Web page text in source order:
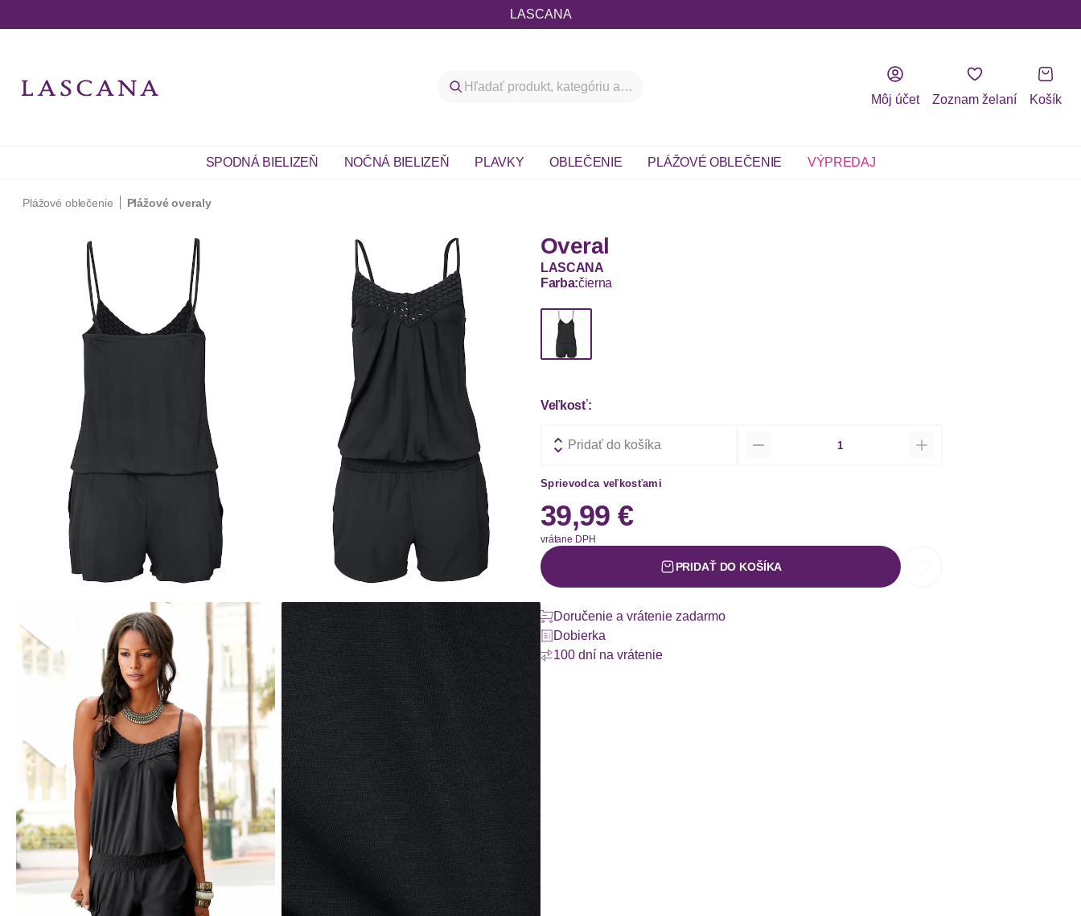
LASCANA
Môj účet Zoznam želaní Košík
SPODNÁ BIELIZEŇ NOČNÁ BIELIZEŇ PLAVKY OBLEČENIE PLÁŽOVÉ OBLEČENIE VÝPREDAJ
Plážové oblečenie Plážové overaly
Overal
LASCANA
Farba:čierna
Veľkosť:
Pridať do košíka
Sprievodca veľkosťami
39,99 €
vrátane DPH
PRIDAŤ DO KOŠÍKA
Doručenie a vrátenie zadarmo
Dobierka
100 dní na vrátenie